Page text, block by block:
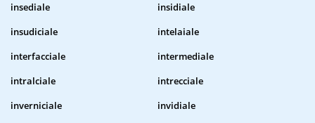
insediale
insidiale
insudiciale
intelaiale
interfacciale
intermediale
intralciale
intrecciale
inverniciale
invidiale